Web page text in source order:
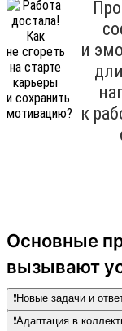
и
к
Основные
вызывают
❗️Новые задачи и
❗️Адаптация в